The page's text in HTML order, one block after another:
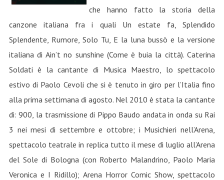
che hanno fatto la storia della
canzone italiana fra i quali Un estate fa, Splendido
Splendente, Rumore, Solo Tu, E la luna bussò e la versione
italiana di Ain’t no sunshine (Come è buia la città). Caterina
Soldati è la cantante di Musica Maestro, lo spettacolo
estivo di Paolo Cevoli che si è tenuto in giro per l’Italia fino
alla prima settimana di agosto. Nel 2010 è stata la cantante
di: 900, la trasmissione di Pippo Baudo andata in onda su Rai
3 nei mesi di settembre e ottobre; i Musichieri nell’Arena,
spettacolo teatrale in replica tutto il mese di luglio all’Arena
del Sole di Bologna (con Roberto Malandrino, Paolo Maria
Veronica e I Ridillo); Arena Horror Comic Show, spettacolo